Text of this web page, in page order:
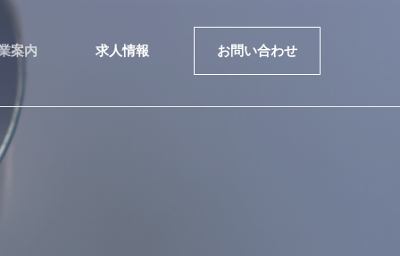
案内 求人情報 お問い合わせ